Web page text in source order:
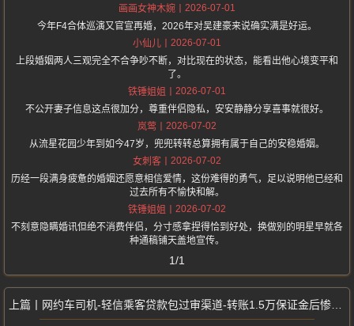
画画女神木婉
2026-07-01
今年F4合体巡演又官宣再婚，2026年对吴建豪来说确实满是好运。
小仙儿
2026-07-01
上段婚姻两人三观完全不合争吵不断，对比现在的状态，能看出他心境变平和
了。
铁锤姐姐
2026-07-01
不公开妻子信息这点很加分，尊重伴侣隐私，安安静静分享喜事就很好。
岚莺
2026-07-02
从流星花园少年到如今47岁，兜兜转转总算拥有属于自己的安稳婚姻。
女刺客
2026-07-02
历经一段满身疲惫的婚姻还愿意相信爱情，这份难得的勇气，足以说明他已经和
过去所有不愉快和解。
铁锤姐姐
2026-07-02
不刻意隐瞒婚讯但绝不消费伴侣，分寸感拿捏得恰到好处，换做别的明星早就各
种通稿铺天盖地宣传。
1/1
网约车司机-轻信乘客贷款包过审渠道-转账1.5万保证金后惨遭拉黑被骗